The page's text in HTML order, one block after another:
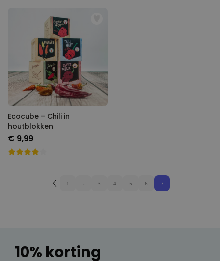
Ecocube – Chili in
houtblokken
€ 9,99
1 ... 3 4 5 6 7
10% korting